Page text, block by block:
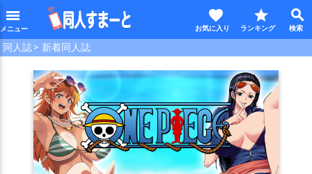
menu search
star
favorite
同人誌 新着同人誌